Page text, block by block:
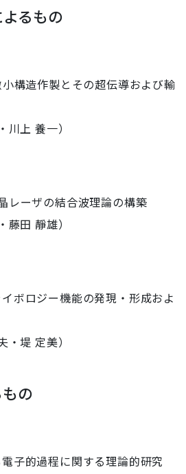
るもの
構造作製とその超伝導および輸
川上 養一）
レーザの結合波理論の構築
藤田 靜雄）
ボロジー機能の発現・形成およ
・堤 定美）
の
子的過程に関する理論的研究